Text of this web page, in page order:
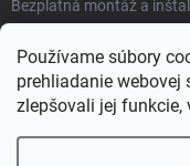
Používame súbory
prehliadanie webovej
zlepšovali jej
Bezplatná montáž a